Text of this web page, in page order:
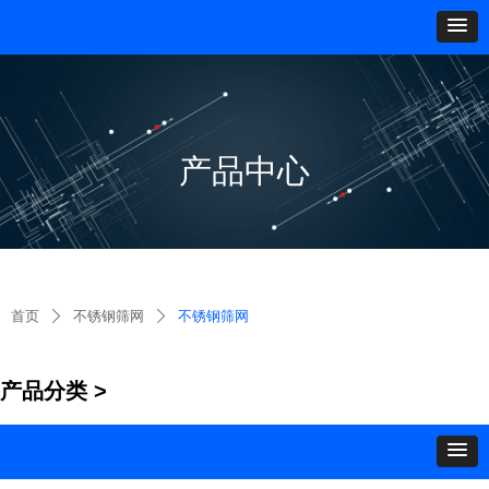
产品分类 >
首页 ꄲ 不锈钢筛网 ꄲ 不锈钢筛网
产品中心